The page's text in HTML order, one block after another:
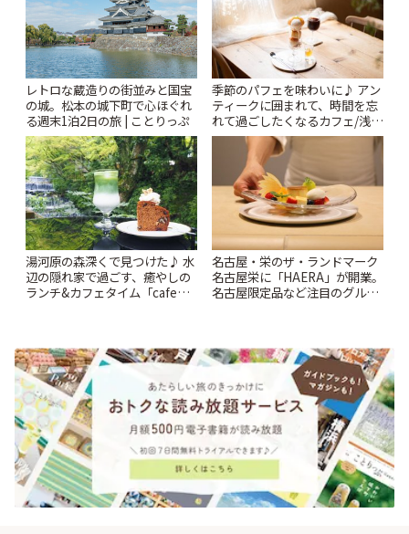
レトロな蔵造りの街並みと国宝
の城。松本の城下町で心ほぐれ
る週末1泊2日の旅 | ことりっぷ
季節のパフェを味わいに♪ アン
ティークに囲まれて、時間を忘
れて過ごしたくなるカフェ/浅草
「annorum cafe」 | ことりっぷ
湯河原の森深くで見つけた♪ 水
辺の隠れ家で過ごす、癒やしの
ランチ&カフェタイム「cafe
名古屋・栄のザ・ランドマーク
名古屋栄に「HAERA」が開業。
名古屋限定品など注目のグルメ